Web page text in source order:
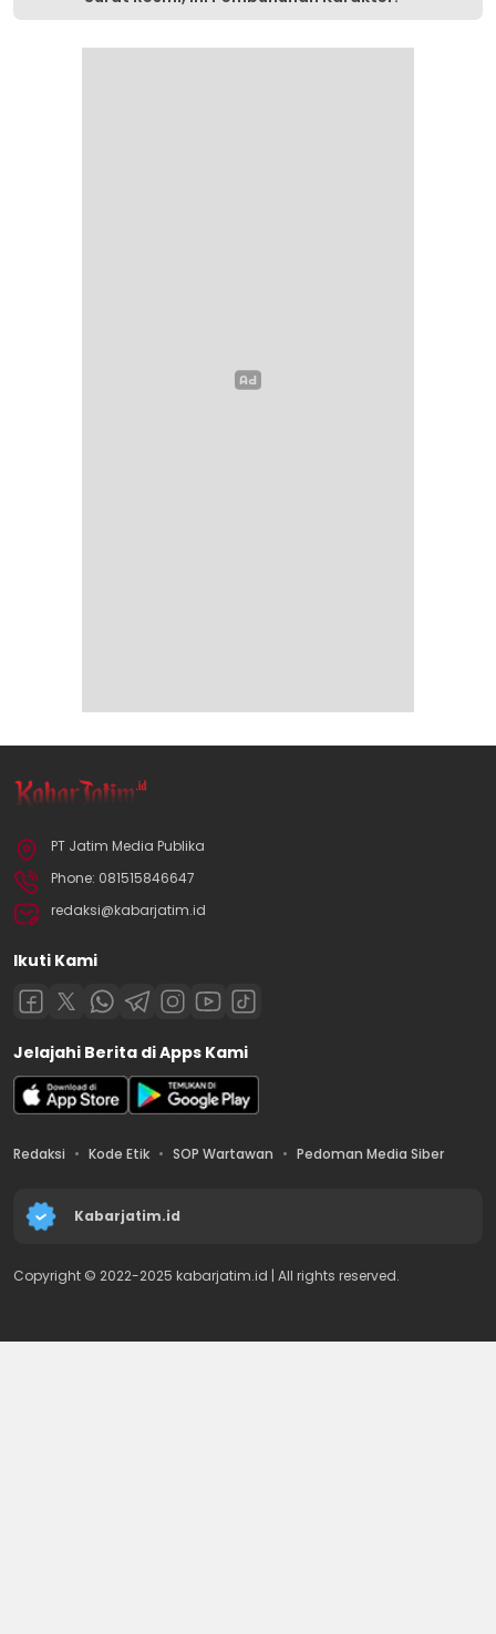
PT Jatim Media Publika
Phone: 081515846647
redaksi@kabarjatim.id
Ikuti Kami
Jelajahi Berita di Apps Kami
Redaksi Kode Etik SOP Wartawan Pedoman Media Siber
Kabarjatim.id
Copyright © 2022-2025 kabarjatim.id | All rights reserved.